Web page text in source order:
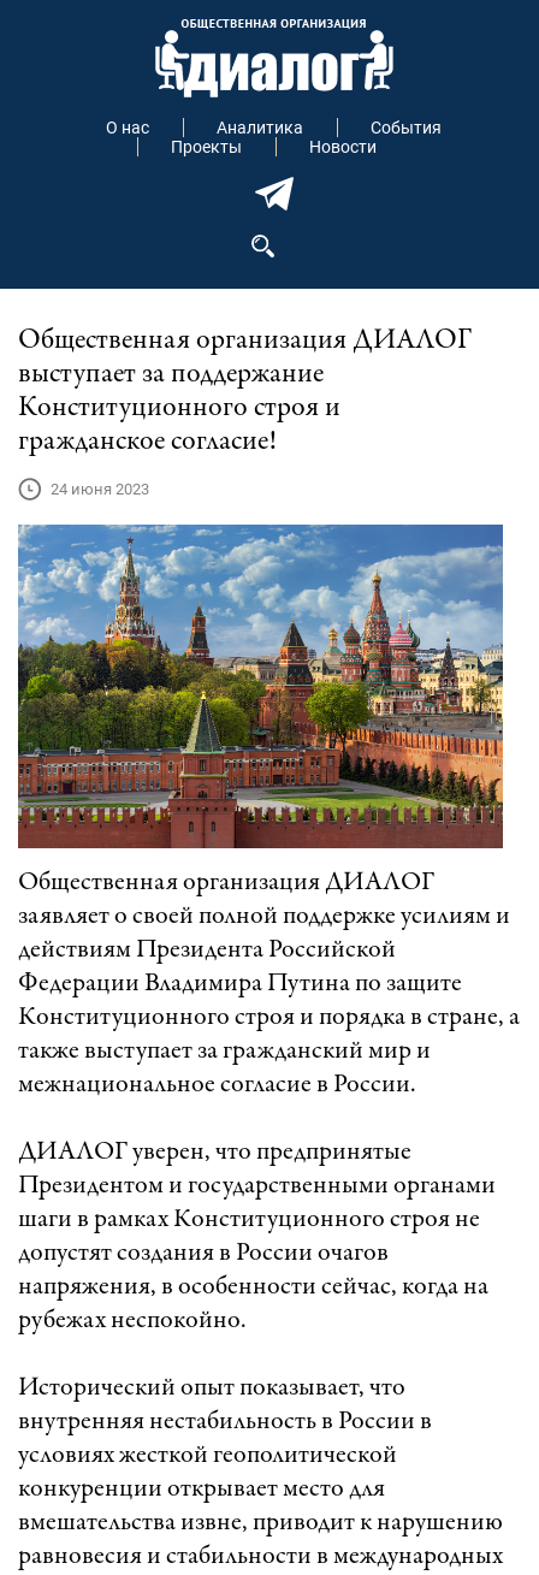
О нас Аналитика
События
Проекты
Новости
Общественная организация ДИАЛОГ
выступает за поддержание
Конституционного строя и
гражданское согласие!
24 июня 2023
Общественная организация ДИАЛОГ
заявляет о своей полной поддержке усилиям и
действиям Президента Российской
Федерации Владимира Путина по защите
Конституционного строя и порядка в стране, а
также выступает за гражданский мир и
межнациональное согласие в России.
ДИАЛОГ уверен, что предпринятые
Президентом и государственными органами
шаги в рамках Конституционного строя не
допустят создания в России очагов
напряжения, в особенности сейчас, когда на
рубежах неспокойно.
Исторический опыт показывает, что
внутренняя нестабильность в России в
условиях жесткой геополитической
конкуренции открывает место для
вмешательства извне, приводит к нарушению
равновесия и стабильности в международных